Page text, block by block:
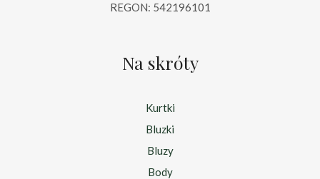
REGON: 542196101
Na skróty
Kurtki
Bluzki
Bluzy
Body